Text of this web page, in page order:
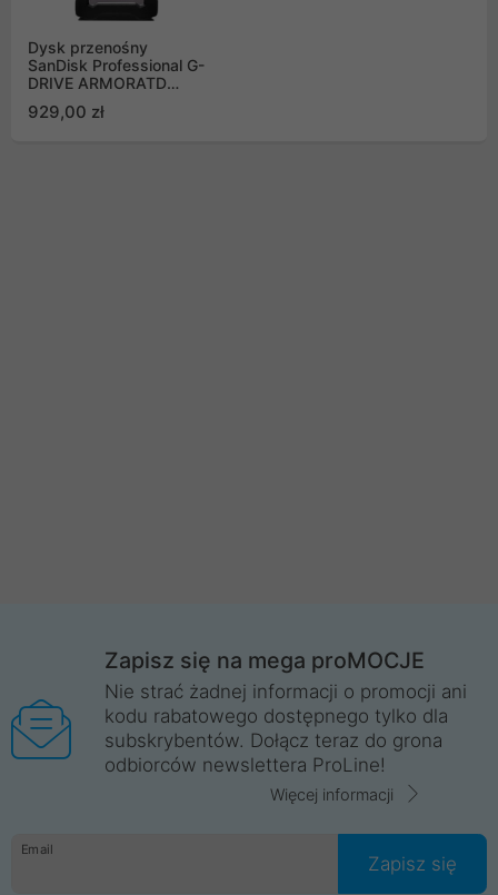
Dysk przenośny
SanDisk Professional G-
DRIVE ARMORATD
929,00 zł
Zapisz się na mega proMOCJE
Nie strać żadnej informacji o promocji ani
kodu rabatowego dostępnego tylko dla
subskrybentów. Dołącz teraz do grona
odbiorców newslettera ProLine!
Więcej informacji
Email
Zapisz się